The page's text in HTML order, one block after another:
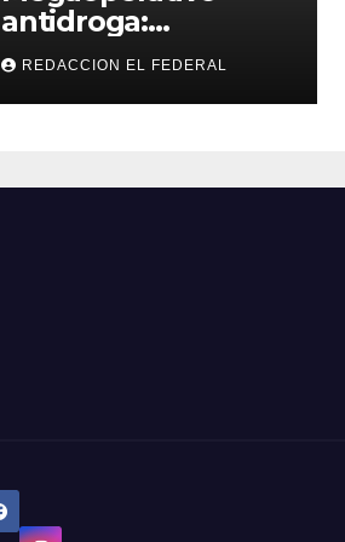
antidroga:
secuestran 190 kilos
de marihuana que
tenían como
REDACCION EL FEDERAL